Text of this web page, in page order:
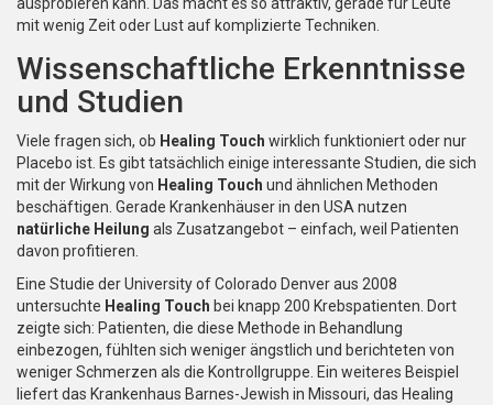
mit wenig Zeit oder Lust auf komplizierte Techniken.
Wissenschaftliche Erkenntnisse
und Studien
Viele fragen sich, ob Healing Touch wirklich funktioniert oder nur
Placebo ist. Es gibt tatsächlich einige interessante Studien, die sich
mit der Wirkung von Healing Touch und ähnlichen Methoden
beschäftigen. Gerade Krankenhäuser in den USA nutzen
natürliche Heilung als Zusatzangebot – einfach, weil Patienten
davon profitieren.
Eine Studie der University of Colorado Denver aus 2008
untersuchte Healing Touch bei knapp 200 Krebspatienten. Dort
zeigte sich: Patienten, die diese Methode in Behandlung
einbezogen, fühlten sich weniger ängstlich und berichteten von
weniger Schmerzen als die Kontrollgruppe. Ein weiteres Beispiel
liefert das Krankenhaus Barnes-Jewish in Missouri, das Healing